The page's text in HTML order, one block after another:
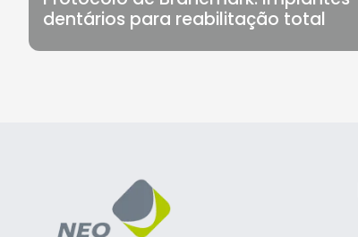
dentários para reabilitação total